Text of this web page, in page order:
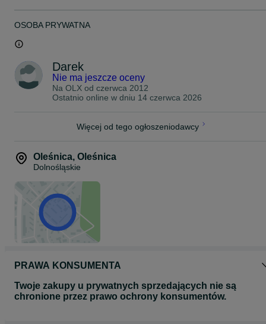
OSOBA PRYWATNA
Darek
Nie ma jeszcze oceny
Na OLX od czerwca 2012
Ostatnio online w dniu 14 czerwca 2026
Więcej od tego ogłoszeniodawcy
Oleśnica, Oleśnica
Dolnośląskie
PRAWA KONSUMENTA
Twoje zakupy u prywatnych sprzedających nie są
chronione przez prawo ochrony konsumentów.